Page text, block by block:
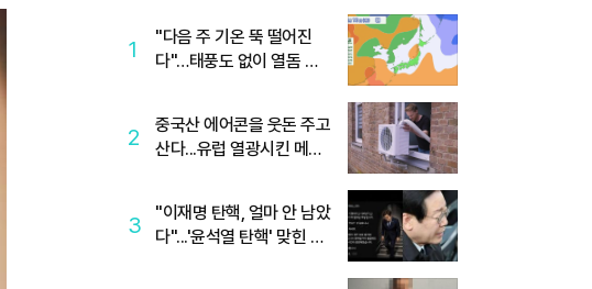
1
"다음 주 기온 뚝 떨어진
다"…태풍도 없이 열돔 박
2
중국산 에어콘을 웃돈 주고
산다...유럽 열광시킨 메이
3
"이재명 탄핵, 얼마 안 남았
다"...'윤석열 탄핵' 맞힌 무